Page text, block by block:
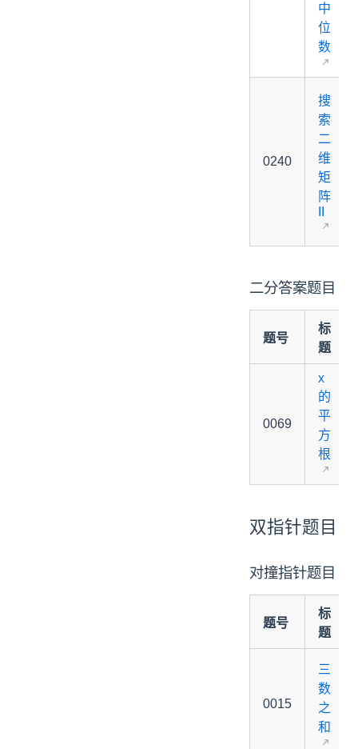
中
位
数
0240
搜
索
二
维
矩
阵
二分答案题目
题号
标
题
0069
x
的
平
方
根
双指针题目
对撞指针题目
题号
标
题
0015
三
数
之
和